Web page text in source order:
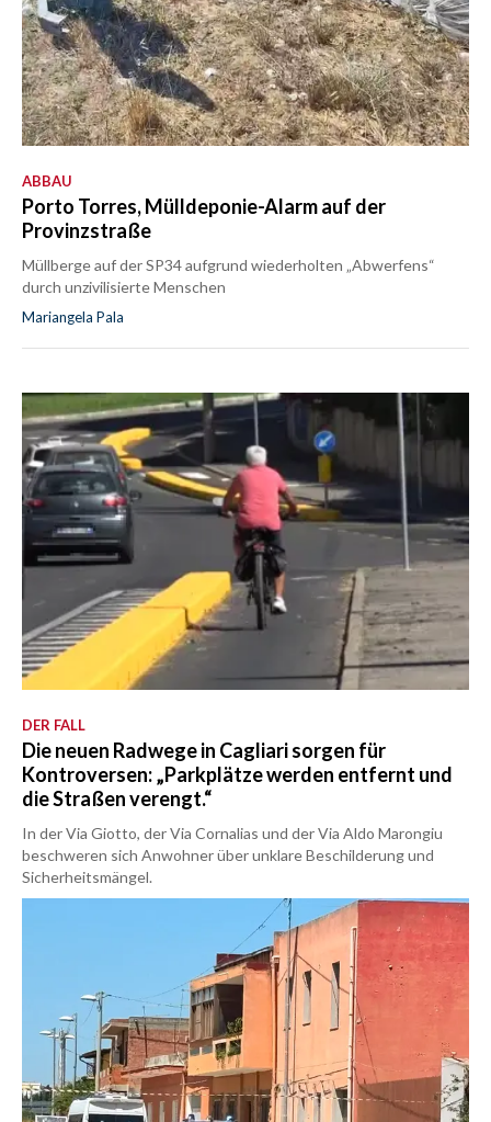
ABBAU
Porto Torres, Mülldeponie-Alarm auf der
Provinzstraße
Müllberge auf der SP34 aufgrund wiederholten „Abwerfens“
durch unzivilisierte Menschen
Mariangela Pala
DER FALL
Die neuen Radwege in Cagliari sorgen für
Kontroversen: „Parkplätze werden entfernt und
die Straßen verengt.“
In der Via Giotto, der Via Cornalias und der Via Aldo Marongiu
beschweren sich Anwohner über unklare Beschilderung und
Sicherheitsmängel.